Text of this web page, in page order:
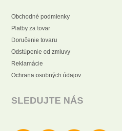
Obchodné podmienky
Platby za tovar
Doručenie tovaru
Odstúpenie od zmluvy
Reklamácie
Ochrana osobných údajov
SLEDUJTE NÁS